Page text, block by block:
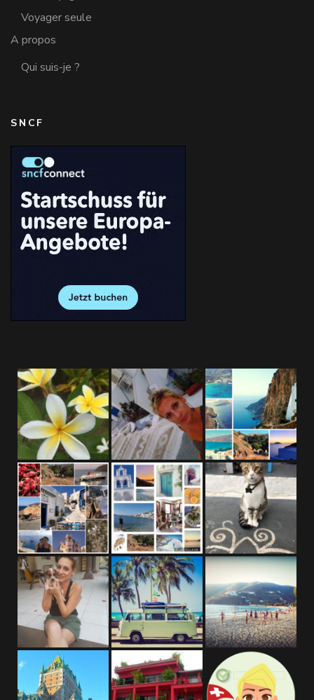
Voyager seule
A propos
Qui suis-je ?
SNCF